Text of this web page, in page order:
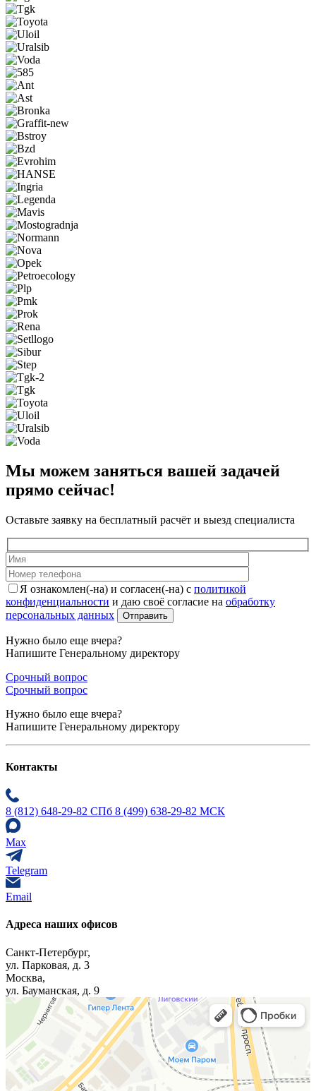
Мы можем заняться вашей задачей
прямо сейчас!
Оставьте заявку на бесплатный расчёт и выезд специалиста
Я ознакомлен(-на) и согласен(-на) с политикой
конфиденциальности и даю своё согласие на обработку
персональных данных
Нужно было еще вчера?
Напишите Генеральному директору
Срочный вопрос
Срочный вопрос
Нужно было еще вчера?
Напишите Генеральному директору
Контакты
8 (812) 648-29-82 СПб 8 (499) 638-29-82 МСК
Max
Telegram
Email
Адреса наших офисов
Санкт-Петербург,
ул. Парковая, д. 3
Москва,
ул. Бауманская, д. 9